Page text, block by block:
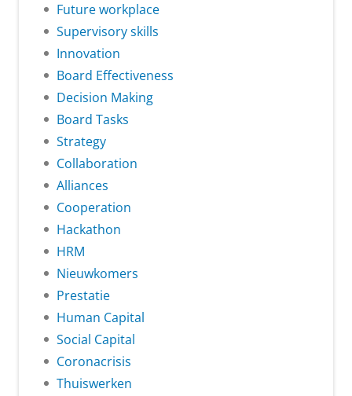
Future workplace
Supervisory skills
Innovation
Board Effectiveness
Decision Making
Board Tasks
Strategy
Collaboration
Alliances
Cooperation
Hackathon
HRM
Nieuwkomers
Prestatie
Human Capital
Social Capital
Coronacrisis
Thuiswerken